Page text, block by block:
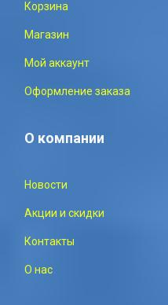
Корзина
Магазин
Мой аккаунт
Оформление заказа
О компании
Новости
Акции и скидки
Контакты
О нас